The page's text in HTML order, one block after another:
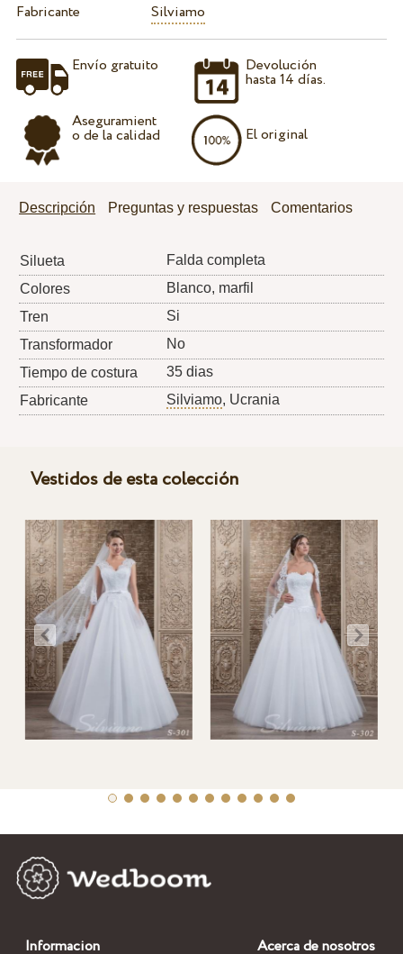
Fabricante
Silviamo
Envío gratuito
Aseguramient
o de la calidad
Devolución
hasta 14 días.
El original
Descripción Preguntas y respuestas Comentarios
Silueta
Falda completa
Colores
Blanco, marfil
Tren
Si
Transformador
No
Tiempo de costura
35 dias
Fabricante
Silviamo, Ucrania
Vestidos de esta colección
Informacion Acerca de nosotros